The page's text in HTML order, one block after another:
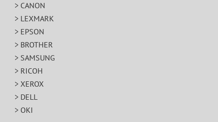
> CANON
> LEXMARK
> EPSON
> BROTHER
> SAMSUNG
> RICOH
> XEROX
> DELL
> OKI